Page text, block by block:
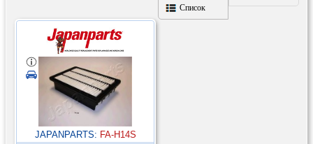
Список
JAPANPARTS: FA-H14S